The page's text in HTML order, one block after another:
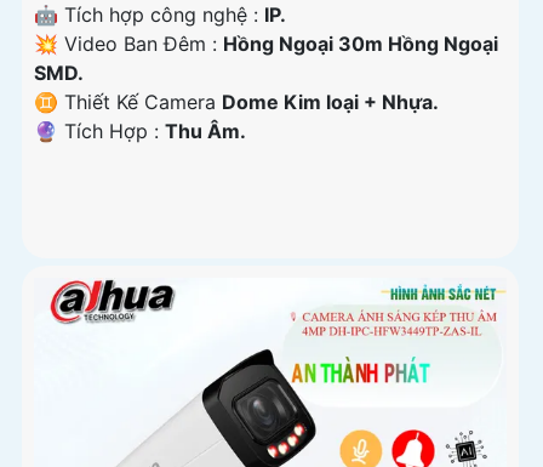
🤖️ Tích hợp công nghệ : IP.
💥 Video Ban Đêm : Hồng Ngoại 30m Hồng Ngoại
SMD.
♊ Thiết Kế Camera Dome Kim loại + Nhựa.
️🔮 Tích Hợp : Thu Âm.